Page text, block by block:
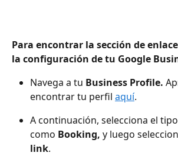
Para encontrar la sección de
la configuración de tu Google
Navega a tu Business Profile.
encontrar tu perfil aquí.
A continuación, selecciona el
como Booking, y luego
link.